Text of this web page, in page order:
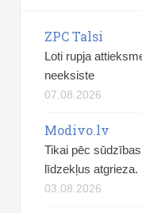
ZPC Talsi
Loti rupja
neeksiste
07.08.2026
Modivo.lv
Tikai pēc
līdzekļus
03.08.2026